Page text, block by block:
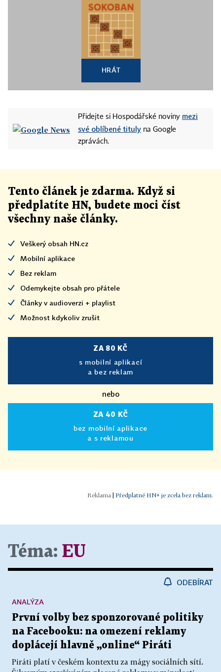
HRÁT
Přidejte si Hospodářské noviny mezi
své oblíbené tituly na Google
zprávách.
Tento článek je zdarma. Když si
předplatíte HN, budete moci číst
všechny naše články.
Veškerý obsah HN.cz
Mobilní aplikace
Bez reklam
Odemykejte obsah pro přátele
Články v audioverzi + playlist
Možnost kdykoliv zrušit
ZA 80 KČ
s mobilní aplikací
a bez reklam
nebo
ZA 40 KČ
bez mobilní aplikace
a s reklamou
| Předplatné HN+ je zcela bez reklam.
Téma: EU
ODEBÍRAT
První volby bez sponzorované politiky
na Facebooku: na omezení reklamy
doplácejí hlavně „online“ Piráti
Piráti platí v českém kontextu za mágy sociálních sítí.
ANALÝZA